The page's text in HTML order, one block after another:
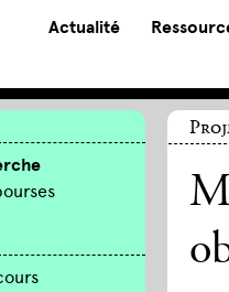
Actualité